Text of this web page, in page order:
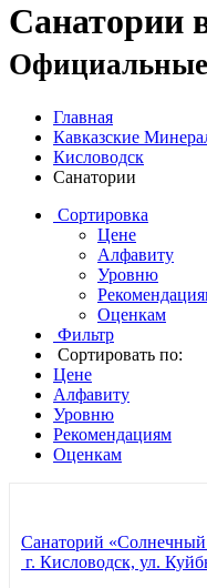
Санатории
Официальные
Главная
Кавказские
Кисловодск
Санатории
Сортировка
Цене
Алфавиту
Уровню
Оценкам
Фильтр
Сортировать по:
Цене
Алфавиту
Уровню
Рекомендациям
Оценкам
Санаторий
г. Кисловодск, ул.